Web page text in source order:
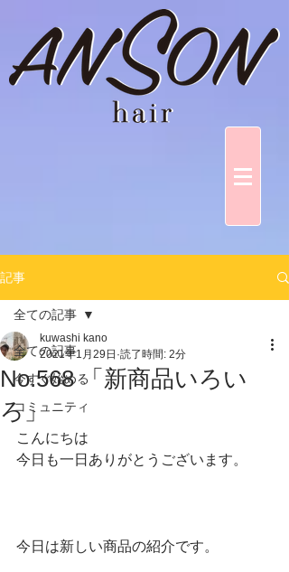
記事
全ての記事
今すぐ始める
コミュニティ
全ての記事
No.568 「新商品いろい
ろ」
kuwashi kano
2021年1月29日 読了時間: 2分
こんにちは
今日も一日ありがとうございます。
今日は新しい商品の紹介です。